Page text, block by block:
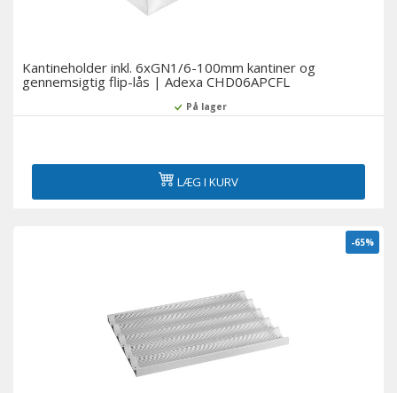
Kantineholder inkl. 6xGN1/6-100mm kantiner og
gennemsigtig flip-lås | Adexa CHD06APCFL
På lager
LÆG I KURV
-65%